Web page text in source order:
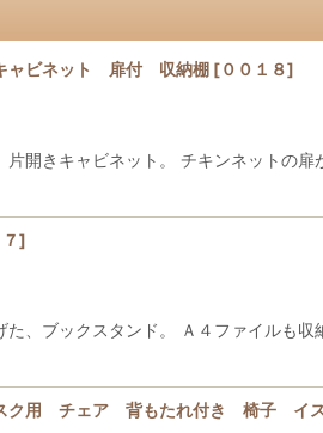
ャビネット 扉付 収納棚 [００１８]
片開きキャビネット。 チキンネットの
]
た、ブックスタンド。 Ａ４ファイル
スク用 チェア 背もたれ付き 椅子